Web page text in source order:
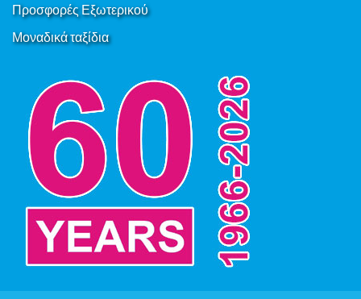
Προσφορές Εξωτερικού
Μοναδικά ταξίδια